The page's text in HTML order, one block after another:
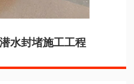
水封堵施工工程